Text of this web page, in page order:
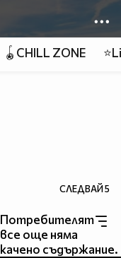
🪀CHILL ZONE
СЛЕДВАЙ5
Потребителят
все още няма
качено съдържание.